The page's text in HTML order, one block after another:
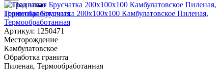
Под заказ
Гранитная Брусчатка 200х100x100 Камбулатовское Пиленая,
Термообработанная
Артикул: 1250471
Месторождение
Камбулатовское
Обработка гранита
Пиленая, Термообработанная